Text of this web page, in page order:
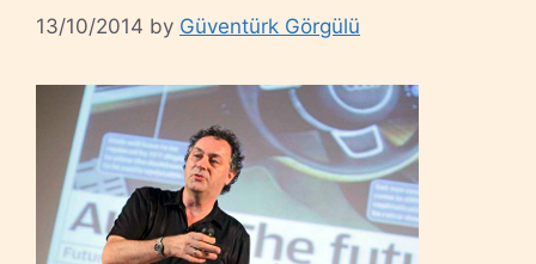
13/10/2014 by Güventürk Görgülü